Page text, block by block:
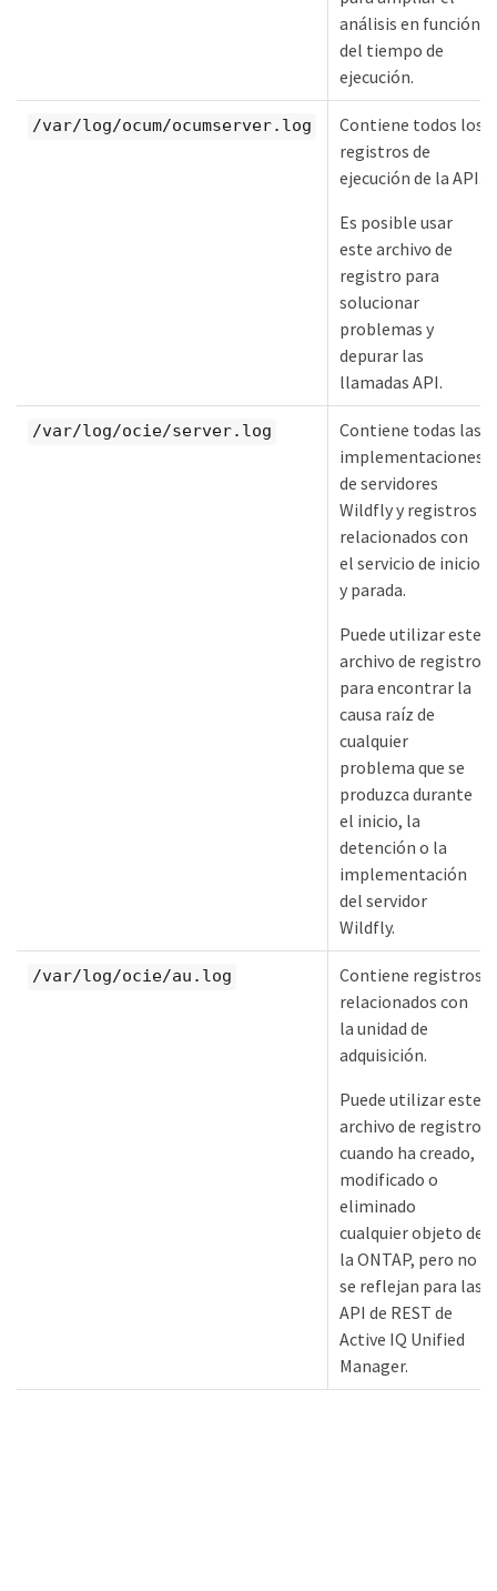
análisis en función
del tiempo de
ejecución.
/var/log/ocum/ocumserver.log
Contiene todos los
registros de
ejecución de la API.
Es posible usar
este archivo de
registro para
solucionar
problemas y
depurar las
llamadas API.
/var/log/ocie/server.log
Contiene todas las
implementaciones
de servidores
Wildfly y registros
relacionados con
el servicio de inicio
y parada.
Puede utilizar este
archivo de registro
para encontrar la
causa raíz de
cualquier
problema que se
produzca durante
el inicio, la
detención o la
implementación
del servidor
Wildfly.
/var/log/ocie/au.log
Contiene registros
relacionados con
la unidad de
adquisición.
Puede utilizar este
archivo de registro
cuando ha creado,
modificado o
eliminado
cualquier objeto de
la ONTAP, pero no
se reflejan para las
API de REST de
Active IQ Unified
Manager.